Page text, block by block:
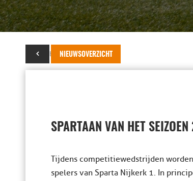
NIEUWSOVERZICHT
29 oktober 2022
SPARTAAN VAN HET
Tijdens competitiewedstrijden
spelers van Sparta Nijkerk 1. In